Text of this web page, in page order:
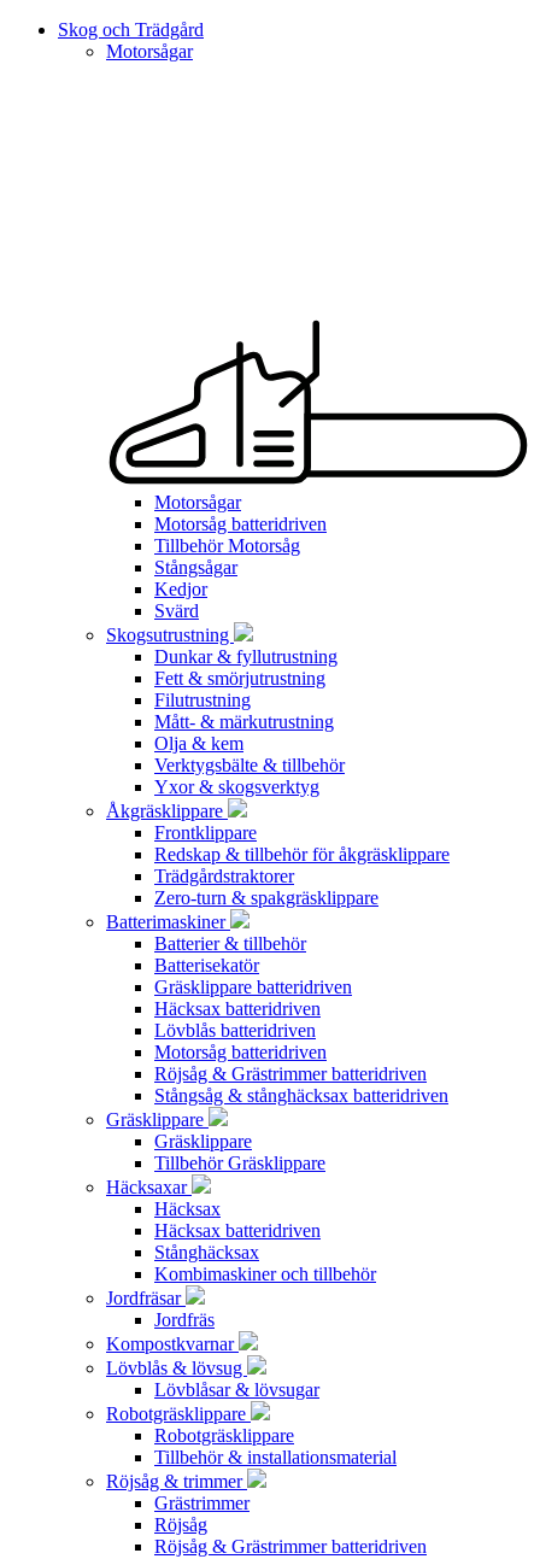
Skog och Trädgård
Motorsågar
Motorsågar
Motorsåg batteridriven
Tillbehör Motorsåg
Stångsågar
Kedjor
Svärd
Skogsutrustning
Dunkar & fyllutrustning
Fett & smörjutrustning
Filutrustning
Mått- & märkutrustning
Olja & kem
Verktygsbälte & tillbehör
Yxor & skogsverktyg
Åkgräsklippare
Frontklippare
Redskap & tillbehör för åkgräsklippare
Trädgårdstraktorer
Zero-turn & spakgräsklippare
Batterimaskiner
Batterier & tillbehör
Batterisekatör
Gräsklippare batteridriven
Häcksax batteridriven
Lövblås batteridriven
Motorsåg batteridriven
Röjsåg & Grästrimmer batteridriven
Stångsåg & stånghäcksax batteridriven
Gräsklippare
Gräsklippare
Tillbehör Gräsklippare
Häcksaxar
Häcksax
Häcksax batteridriven
Stånghäcksax
Kombimaskiner och tillbehör
Jordfräsar
Jordfräs
Kompostkvarnar
Lövblås & lövsug
Lövblåsar & lövsugar
Robotgräsklippare
Robotgräsklippare
Tillbehör & installationsmaterial
Röjsåg & trimmer
Grästrimmer
Röjsåg
Röjsåg & Grästrimmer batteridriven